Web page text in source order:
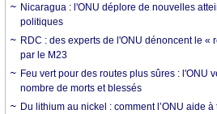
Nicaragua : l'ONU déplore de nouvelles
politiques
RDC : des experts de l'ONU dénoncent le «
par le M23
Feu vert pour des routes plus sûres : l'ONU
nombre de morts et blessés
Du lithium au nickel : comment l’ONU aide